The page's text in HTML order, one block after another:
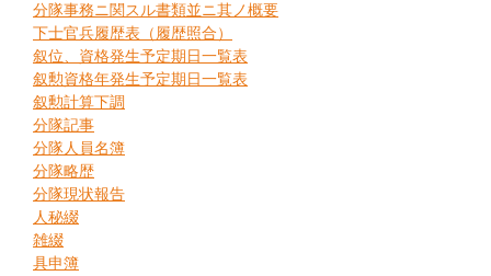
分隊事務ニ関スル書類並ニ其ノ概要
下士官兵履歴表（履歴照合）
叙位、資格発生予定期日一覧表
叙勲資格年発生予定期日一覧表
叙勲計算下調
分隊記事
分隊人員名簿
分隊略歴
分隊現状報告
人秘綴
雑綴
具申簿